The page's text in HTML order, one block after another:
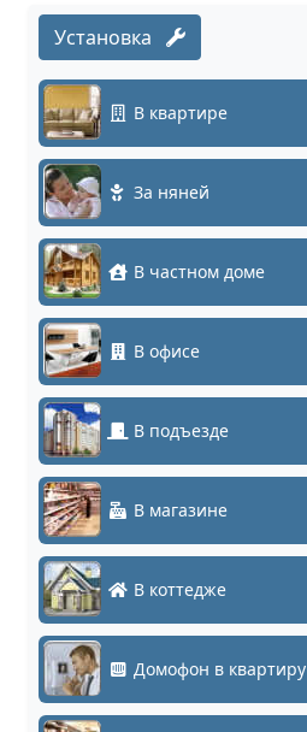
Установка
В квартире
За няней
В частном доме
В офисе
В подъезде
В магазине
В коттедже
Домофон в квартиру